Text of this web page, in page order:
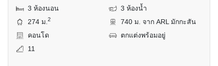
3 ห้องนอน
3 ห้องน้ำ
274 ม.2
740 ม. จาก ARL มักกะสัน
คอนโด
ตกแต่งพร้อมอยู่
11